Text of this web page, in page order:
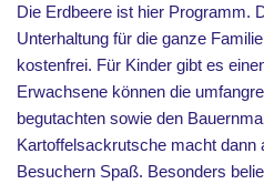
Die Erdbeere ist hier Programm.
Unterhaltung für die ganze
kostenfrei. Für Kinder gibt es
Erwachsene können die
begutachten sowie den
Kartoffelsackrutsche macht dann
Besuchern Spaß. Besonders